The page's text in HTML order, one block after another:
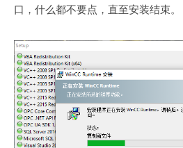
口，什么都不要点，直至安装结束。